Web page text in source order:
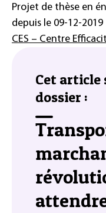
Projet de thèse en
depuis le 09-12-2019
CES – Centre
Cet article
dossier :